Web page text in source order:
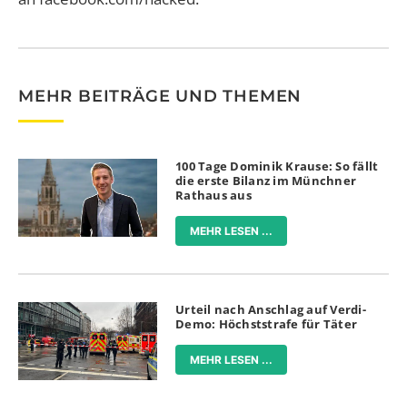
MEHR BEITRÄGE UND THEMEN
100 Tage Dominik Krause: So fällt
die erste Bilanz im Münchner
Rathaus aus
MEHR LESEN ...
Urteil nach Anschlag auf Verdi-
Demo: Höchststrafe für Täter
MEHR LESEN ...